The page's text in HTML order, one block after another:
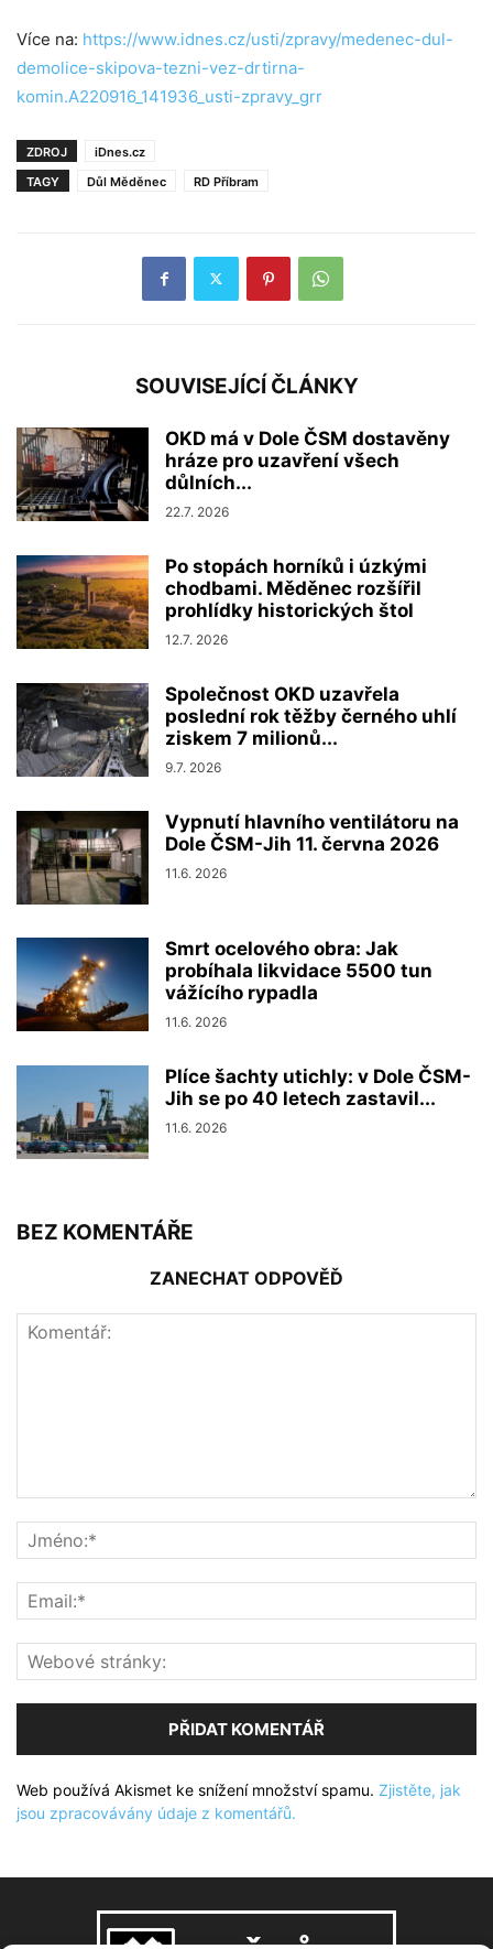
Více na: https://www.idnes.cz/usti/zpravy/medenec-dul-
demolice-skipova-tezni-vez-drtirna-
komin.A220916_141936_usti-zpravy_grr
ZDROJ
iDnes.cz
TAGY
Důl Měděnec RD Příbram
SOUVISEJÍCÍ ČLÁNKY
OKD má v Dole ČSM dostavěny
hráze pro uzavření všech
důlních...
22.7. 2026
Po stopách horníků i úzkými
chodbami. Měděnec rozšířil
prohlídky historických štol
12.7. 2026
Společnost OKD uzavřela
poslední rok těžby černého uhlí
ziskem 7 milionů...
9.7. 2026
Vypnutí hlavního ventilátoru na
Dole ČSM-Jih 11. června 2026
11.6. 2026
Smrt ocelového obra: Jak
probíhala likvidace 5500 tun
vážícího rypadla
11.6. 2026
Plíce šachty utichly: v Dole ČSM-
Jih se po 40 letech zastavil...
11.6. 2026
BEZ KOMENTÁŘE
ZANECHAT ODPOVĚĎ
Web používá Akismet ke snížení množství spamu. Zjistěte, jak
jsou zpracovávány údaje z komentářů.